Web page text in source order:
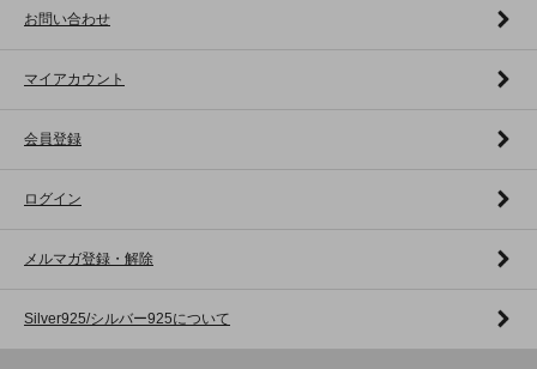
お問い合わせ
マイアカウント
会員登録
ログイン
メルマガ登録・解除
Silver925/シルバー925について